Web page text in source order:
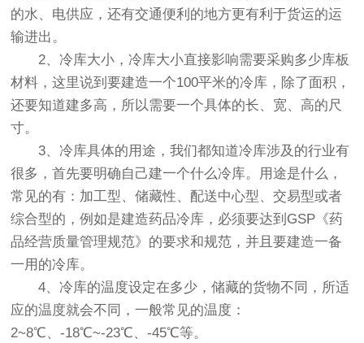
的水、电供应，还有交通便利的地方更有利于货运的运
输进出。
2、冷库大小，冷库大小直接影响需要采购多少库板
材料，这里说到要建造一个100平米的冷库，除了面积，
还要知道建多高，所以需要一个具体的长、宽、高的尺
寸。
3、冷库具体的用途，我们都知道冷库涉及的行业有
很多，首先要明确自己建一个什么冷库。用途是什么，
常见的有：加工型、储藏性、配送中心型、交易型或者
综合型的，例如是建造药品冷库，必须要达到GSP《药
品经营质量管理规范》的要求和规范，并且要建造一备
一用的冷库。
4、冷库的温度设定在多少，储藏的货物不同，所适
应的温度就会不同，一般常见的温度：
2~8℃、-18℃~-23℃、-45℃等。